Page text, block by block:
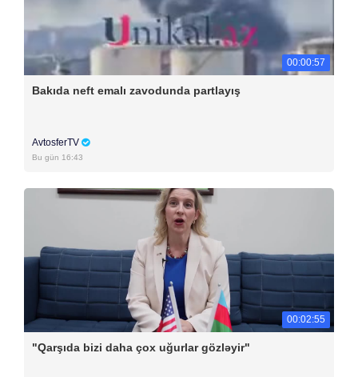
00:00:57
Bakıda neft emalı zavodunda partlayış
AvtosferTV
Bu gün 16:43
00:02:55
"Qarşıda bizi daha çox uğurlar gözləyir"